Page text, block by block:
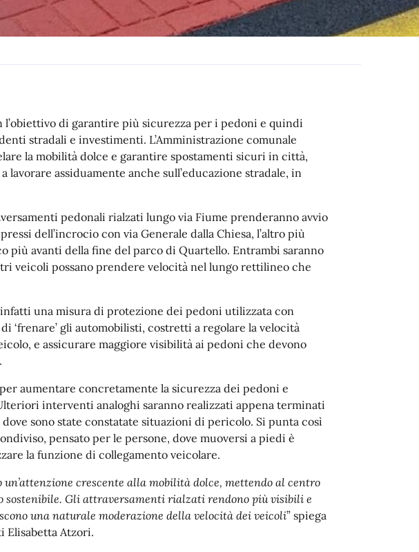
di garantire più sicurezza per i pedoni e quindi
stradali e investimenti. L’Amministrazione comunale
la mobilità dolce e garantire spostamenti sicuri in città,
lavorare assiduamente anche sull’educazione stradale, in
pedonali rialzati lungo via Fiume prenderanno avvio
dell’incrocio con via Generale dalla Chiesa, l’altro più
più avanti della fine del parco di Quartello. Entrambi saranno
veicoli possano prendere velocità nel lungo rettilineo che
una misura di protezione dei pedoni utilizzata con
‘frenare’ gli automobilisti, costretti a regolare la velocità
e assicurare maggiore visibilità ai pedoni che devono
aumentare concretamente la sicurezza dei pedoni e
interventi analoghi saranno realizzati appena terminati
sono state constatate situazioni di pericolo. Si punta così
pensato per le persone, dove muoversi a piedi è
la funzione di collegamento veicolare.
crescente alla mobilità dolce, mettendo al centro
sostenibile. Gli attraversamenti rialzati rendono più visibili e
una naturale moderazione della velocità dei veicoli” spiega
Elisabetta Atzori.